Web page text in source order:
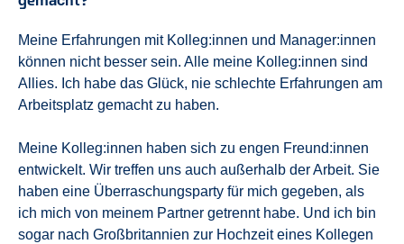
Meine Erfahrungen mit Kolleg:innen und Manager:innen
können nicht besser sein. Alle meine Kolleg:innen sind
Allies. Ich habe das Glück, nie schlechte Erfahrungen am
Arbeitsplatz gemacht zu haben.
Meine Kolleg:innen haben sich zu engen Freund:innen
entwickelt. Wir treffen uns auch außerhalb der Arbeit. Sie
haben eine Überraschungsparty für mich gegeben, als
ich mich von meinem Partner getrennt habe. Und ich bin
sogar nach Großbritannien zur Hochzeit eines Kollegen